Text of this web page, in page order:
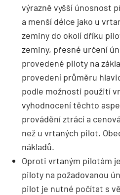
výrazně vyšší únosnost
a menší délce jako u
zeminy do okolí dříku
zeminy, přesné určení
provedené piloty na
provedení průměru
podle možnosti použi­tí
vyhodnocení těchto
provádění ztrácí a
než u vrtaných pilot.
nákladů.
Oproti vrtaným pilotám
piloty na požadovanou
pilot je nutné počítat s